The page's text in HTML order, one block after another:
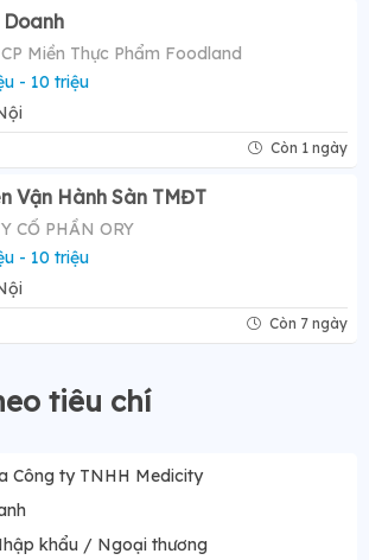
Doanh
Miền Thực Phẩm Foodland
- 10 triệu
Còn 1 ngày
Vận Hành Sàn TMĐT
CỔ PHẦN ORY
- 10 triệu
Còn 7 ngày
tiêu chí
Công ty TNHH Medicity
khẩu / Ngoại thương